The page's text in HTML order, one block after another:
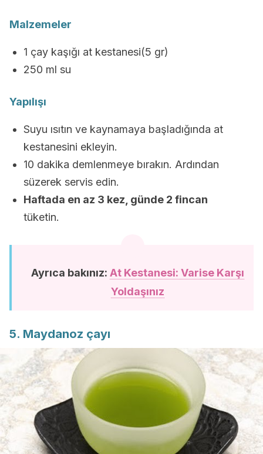
Malzemeler
1 çay kaşığı at kestanesi(5 gr)
250 ml su
Yapılışı
Suyu ısıtın ve kaynamaya başladığında at
kestanesini ekleyin.
10 dakika demlenmeye bırakın. Ardından
süzerek servis edin.
Haftada en az 3 kez, günde 2 fincan
tüketin.
Ayrıca bakınız: At Kestanesi: Varise Karşı
Yoldaşınız
5. Maydanoz çayı